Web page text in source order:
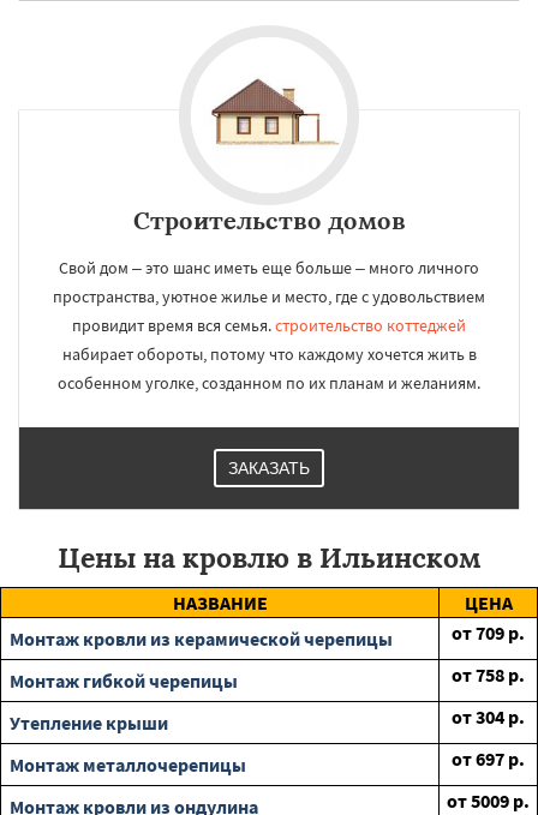
Строительство домов
Свой дом – это шанс иметь еще больше – много личного
пространства, уютное жилье и место, где с удовольствием
провидит время вся семья.строительство коттеджей
набирает обороты, потому что каждому хочется жить в
особенном уголке, созданном по их планам и желаниям.
ЗАКАЗАТЬ
Цены на кровлю в Ильинском
НАЗВАНИЕ
ЦЕНА
Монтаж кровли из керамической черепицы
от709 р.
Монтаж гибкой черепицы
от758 р.
Утепление крыши
от304 р.
Монтаж металлочерепицы
от697 р.
Монтаж кровли из ондулина
от5009 р.